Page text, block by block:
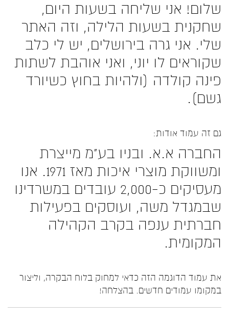
שלום! אני שליחה בשעות היום,
שחקנית בשעות הלילה, וזה האתר
שלי. אני גרה בירושלים, יש לי כלב
שקוראים לו יוני, ואני אוהבת לשתות
פינה קולדה (ולהיות בחוץ כשיורד
גשם).
גם זה עמוד אודות:
החברה א.א. ובניו בע"מ מייצרת
ומשווקת מוצרי איכות מאז 1971. אנו
מעסיקים כ-2,000 עובדים במשרדינו
שבמגדל משה, ועוסקים בפעילות
חברתית ענפה בקרב הקהילה
המקומית.
את עמוד הדוגמה הזה כדאי למחוק בלוח הבקרה, וליצור
במקומו עמודים חדשים. בהצלחה!